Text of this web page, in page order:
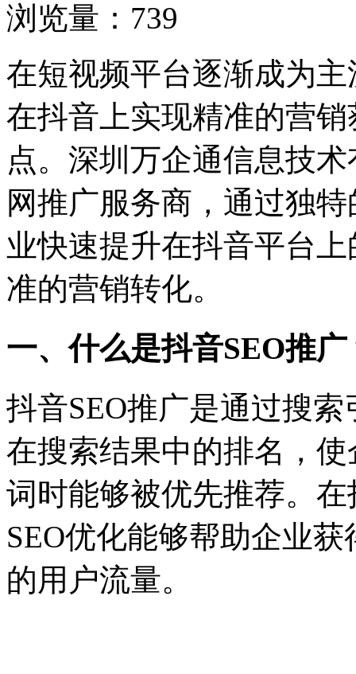
浏览量：739
在短视频平台逐渐成为
在抖音上实现精准的营
点。深圳万企通信息技
网推广服务商，通过独
业快速提升在抖音平台
准的营销转化。
一、什么是抖音SEO推广
抖音SEO推广是通过搜索
在搜索结果中的排名，
词时能够被优先推荐。
SEO优化能够帮助企业
的用户流量。